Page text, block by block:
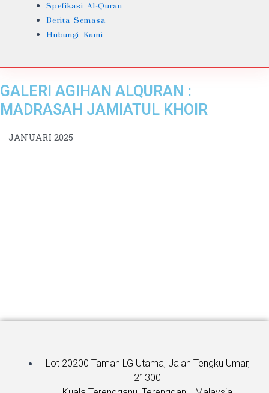
Spefikasi Al-Quran
Berita Semasa
Hubungi Kami
GALERI AGIHAN ALQURAN :
MADRASAH JAMIATUL KHOIR
JANUARI 2025
Lot 20200 Taman LG Utama, Jalan Tengku Umar,
21300